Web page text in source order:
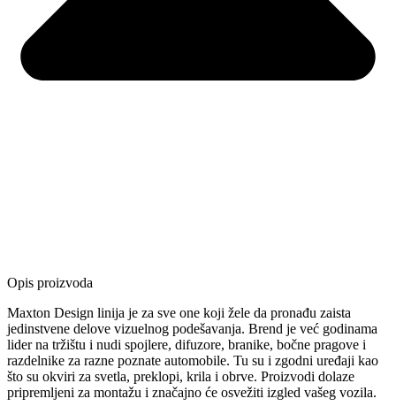
Opis proizvoda
Maxton Design linija je za sve one koji žele da pronađu zaista
jedinstvene delove vizuelnog podešavanja. Brend je već godinama
lider na tržištu i nudi spojlere, difuzore, branike, bočne pragove i
razdelnike za razne poznate automobile. Tu su i zgodni uređaji kao
što su okviri za svetla, preklopi, krila i obrve. Proizvodi dolaze
pripremljeni za montažu i značajno će osvežiti izgled vašeg vozila.